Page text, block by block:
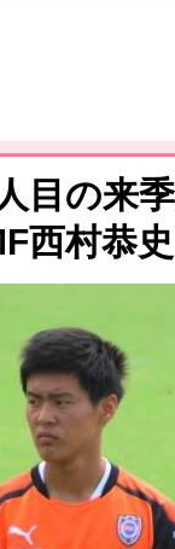
「気候変動から命
目の来
西村恭史